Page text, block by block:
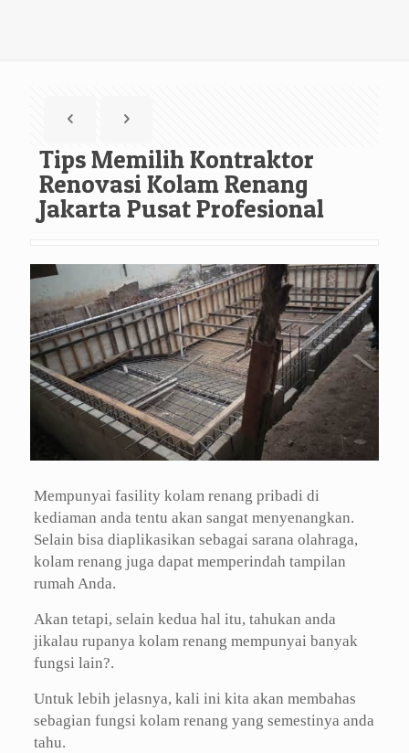
Tips Memilih Kontraktor
Renovasi Kolam Renang
Jakarta Pusat Profesional
Mempunyai fasility kolam renang pribadi di
kediaman anda tentu akan sangat menyenangkan.
Selain bisa diaplikasikan sebagai sarana olahraga,
kolam renang juga dapat memperindah tampilan
rumah Anda.
Akan tetapi, selain kedua hal itu, tahukan anda
jikalau rupanya kolam renang mempunyai banyak
fungsi lain?.
Untuk lebih jelasnya, kali ini kita akan membahas
sebagian fungsi kolam renang yang semestinya anda
tahu.